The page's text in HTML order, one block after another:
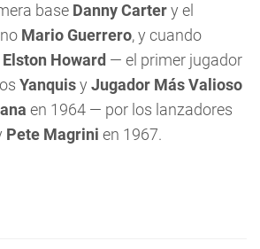
base Danny Cartery el
Mario Guerrero, y cuando
Elston Howard — el primer jugador
Yanquisy Jugador Más Valioso
en 1964 — por los lanzadores
Pete Magrini en 1967.